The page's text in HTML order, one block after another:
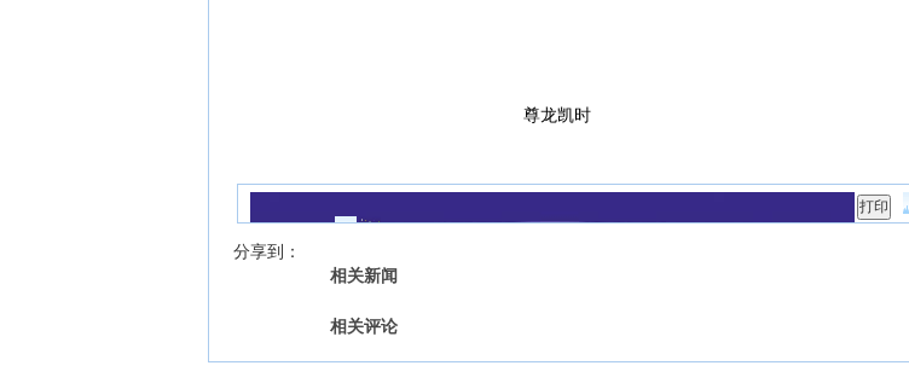
尊龙凯时
分享到：
相关新闻
相关评论